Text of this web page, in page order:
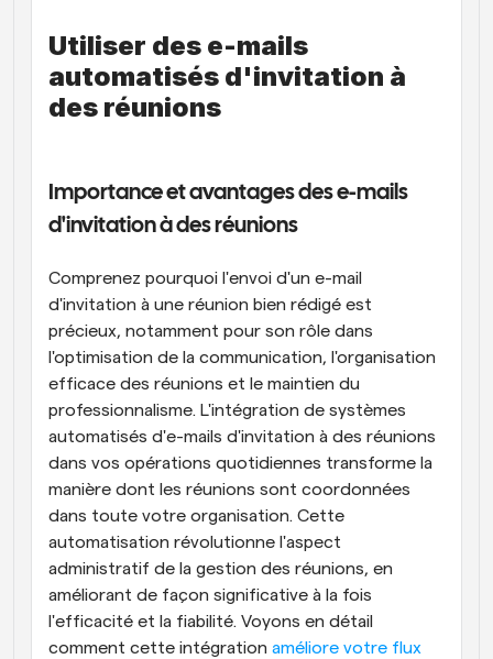
Utiliser des e-mails
automatisés d'invitation à
des réunions
Importance et avantages des e-mails
d'invitation à des réunions
Comprenez pourquoi l'envoi d'un e-mail
d'invitation à une réunion bien rédigé est
précieux, notamment pour son rôle dans
l'optimisation de la communication, l'organisation
efficace des réunions et le maintien du
professionnalisme. L'intégration de systèmes
automatisés d'e-mails d'invitation à des réunions
dans vos opérations quotidiennes transforme la
manière dont les réunions sont coordonnées
dans toute votre organisation. Cette
automatisation révolutionne l'aspect
administratif de la gestion des réunions, en
améliorant de façon significative à la fois
l'efficacité et la fiabilité. Voyons en détail
comment cette intégration améliore votre flux